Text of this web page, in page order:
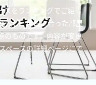
スをランキングでご紹
較し、目的に合った部屋
ものです。内容が変更
ペースの詳細ページにて